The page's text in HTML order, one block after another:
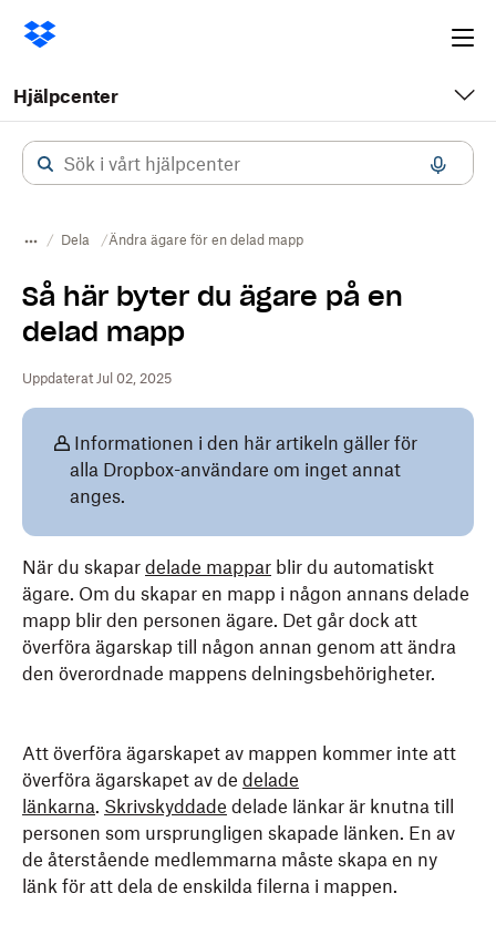
Hjälpcenter
Dela Ändra ägare för en delad mapp
Så här byter du ägare på en
delad mapp
Uppdaterat Jul 02, 2025
Informationen i den här artikeln gäller för
alla Dropbox-användare om inget annat
anges.
När du skapar delade mappar blir du automatiskt
ägare. Om du skapar en mapp i någon annans delade
mapp blir den personen ägare. Det går dock att
överföra ägarskap till någon annan genom att ändra
den överordnade mappens delningsbehörigheter.
Att överföra ägarskapet av mappen kommer inte att
överföra ägarskapet av de delade
länkarna. Skrivskyddade delade länkar är knutna till
personen som ursprungligen skapade länken. En av
de återstående medlemmarna måste skapa en ny
länk för att dela de enskilda filerna i mappen.